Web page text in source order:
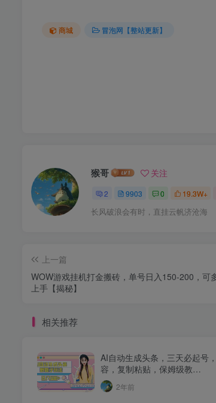
商城 冒泡网【整站更新】
猴哥 关注
2 9903 0 19.3W+
长风破浪会有时，直挂云帆济沧海
上一篇
WOW游戏挂机打金搬砖，单号日入150-200，可
上手【揭秘】
相关推荐
AI自动生成头条，三天必起号
容，复制粘贴，保姆级教…
2年前